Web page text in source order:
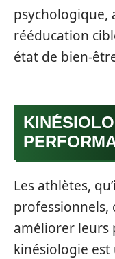
psychologique,
rééducation
état de bien-
Les athlètes,
professionnels,
améliorer leurs
kinésiologie est